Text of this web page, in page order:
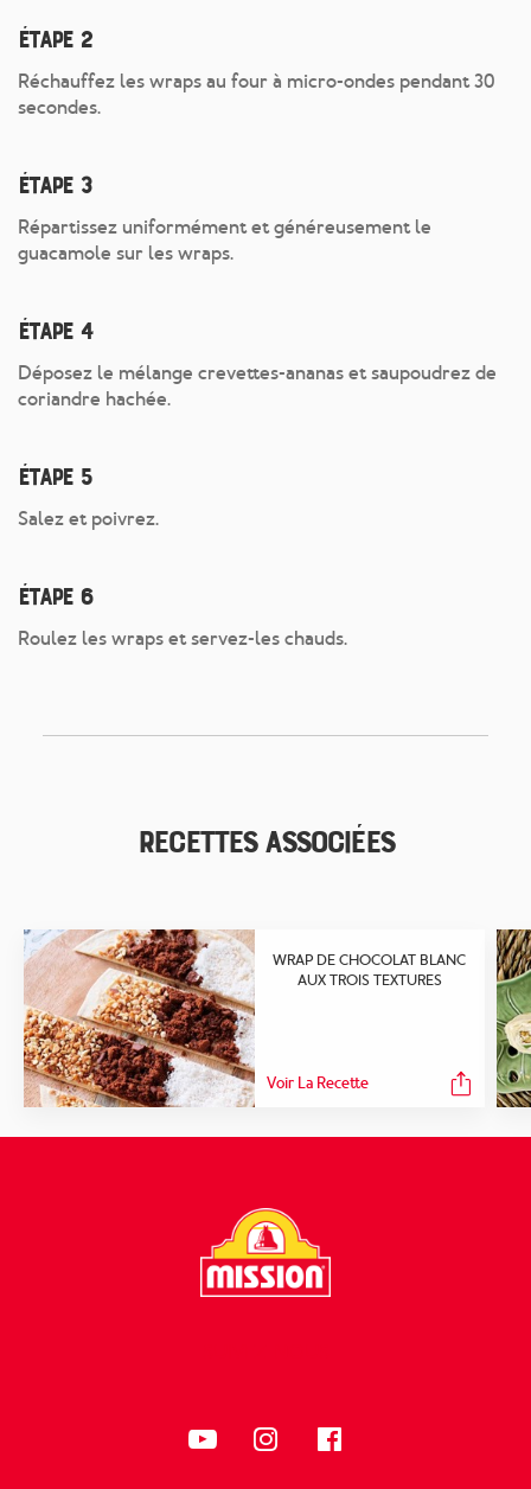
Étape 2
Réchauffez les wraps au four à micro-ondes pendant 30
secondes.
Étape 3
Répartissez uniformément et généreusement le
guacamole sur les wraps.
Étape 4
Déposez le mélange crevettes-ananas et saupoudrez de
coriandre hachée.
Étape 5
Salez et poivrez.
Étape 6
Roulez les wraps et servez-les chauds.
Recettes associées
WRAP DE CHOCOLAT BLANC
AUX TROIS TEXTURES
Voir La Recette